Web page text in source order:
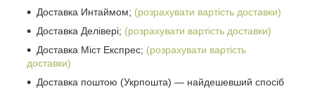
Доставка Интаймом; (розрахувати вартість доставки)
Доставка Делівері; (розрахувати вартість доставки)
Доставка Міст Експрес; (розрахувати вартість
доставки)
Доставка поштою (Укрпошта) ― найдешевший спосіб